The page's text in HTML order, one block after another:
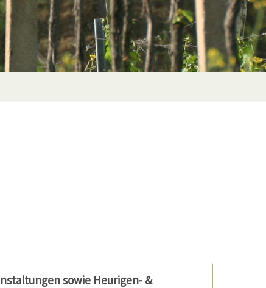
sowie Heurigen- &